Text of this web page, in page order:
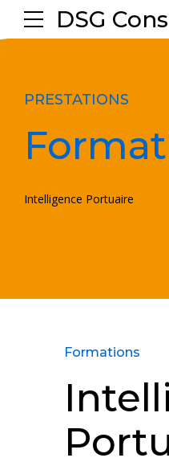
DSG
PRESTATIONS
Intelligence Portuaire
Formations